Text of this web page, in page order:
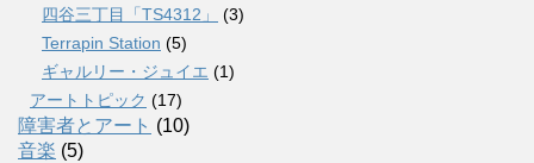
四谷三丁目「TS4312」
(3)
Terrapin Station (5)
ギャルリー・ジュイエ (1)
アートトピック (17)
障害者とアート (10)
音楽 (5)